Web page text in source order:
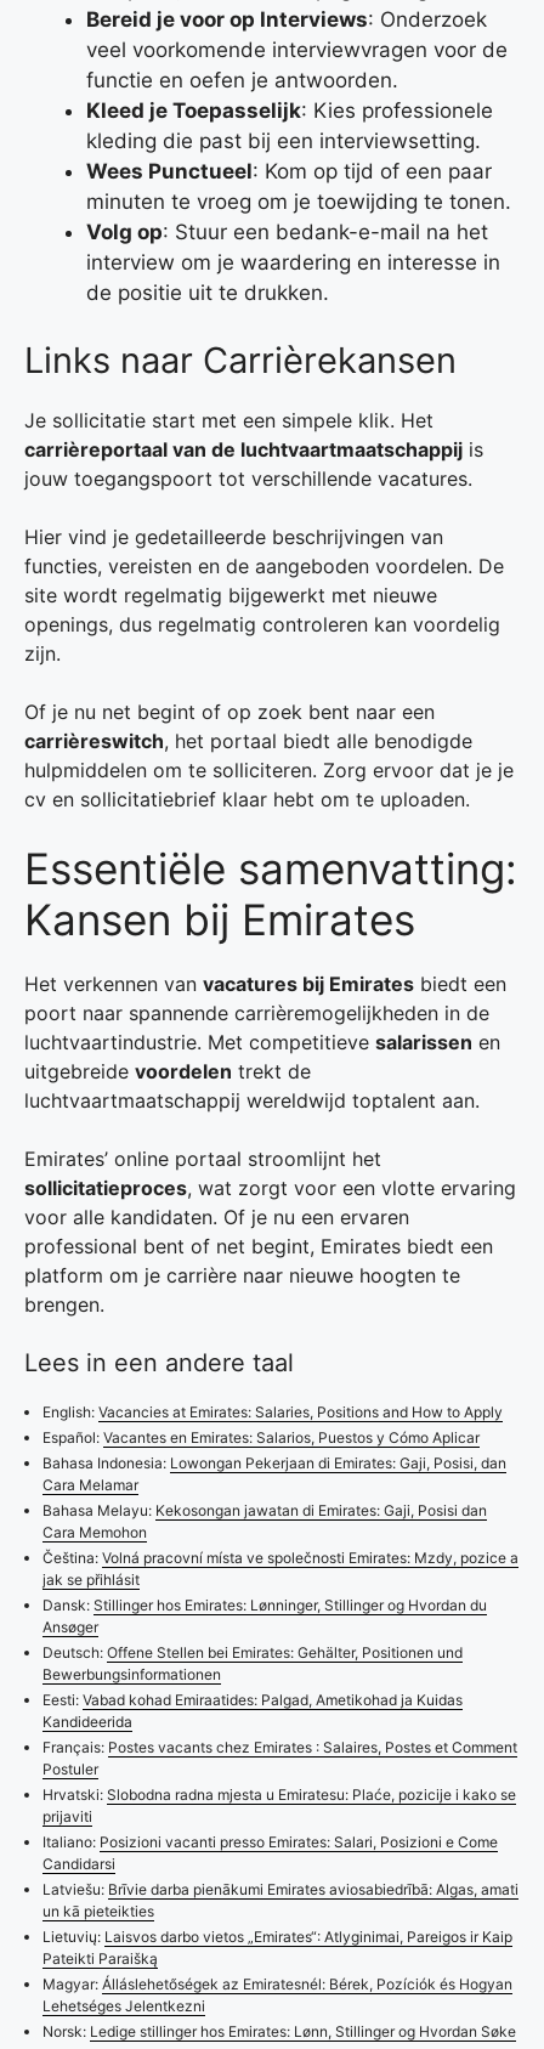
Bereid je voor op Interviews: Onderzoek
veel voorkomende interviewvragen voor de
functie en oefen je antwoorden.
Kleed je Toepasselijk: Kies professionele
kleding die past bij een interviewsetting.
Wees Punctueel: Kom op tijd of een paar
minuten te vroeg om je toewijding te tonen.
Volg op: Stuur een bedank-e-mail na het
interview om je waardering en interesse in
de positie uit te drukken.
Links naar Carrièrekansen
Je sollicitatie start met een simpele klik. Het
carrièreportaal van de luchtvaartmaatschappij is
jouw toegangspoort tot verschillende vacatures.
Hier vind je gedetailleerde beschrijvingen van
functies, vereisten en de aangeboden voordelen. De
site wordt regelmatig bijgewerkt met nieuwe
openings, dus regelmatig controleren kan voordelig
zijn.
Of je nu net begint of op zoek bent naar een
carrièreswitch, het portaal biedt alle benodigde
hulpmiddelen om te solliciteren. Zorg ervoor dat je je
cv en sollicitatiebrief klaar hebt om te uploaden.
Essentiële samenvatting:
Kansen bij Emirates
Het verkennen van vacatures bij Emirates biedt een
poort naar spannende carrièremogelijkheden in de
luchtvaartindustrie. Met competitieve salarissen en
uitgebreide voordelen trekt de
luchtvaartmaatschappij wereldwijd toptalent aan.
Emirates’ online portaal stroomlijnt het
sollicitatieproces, wat zorgt voor een vlotte ervaring
voor alle kandidaten. Of je nu een ervaren
professional bent of net begint, Emirates biedt een
platform om je carrière naar nieuwe hoogten te
brengen.
Lees in een andere taal
English: Vacancies at Emirates: Salaries, Positions and How to Apply
Español: Vacantes en Emirates: Salarios, Puestos y Cómo Aplicar
Bahasa Indonesia: Lowongan Pekerjaan di Emirates: Gaji, Posisi, dan
Cara Melamar
Bahasa Melayu: Kekosongan jawatan di Emirates: Gaji, Posisi dan
Cara Memohon
Čeština: Volná pracovní místa ve společnosti Emirates: Mzdy, pozice a
jak se přihlásit
Dansk: Stillinger hos Emirates: Lønninger, Stillinger og Hvordan du
Ansøger
Deutsch: Offene Stellen bei Emirates: Gehälter, Positionen und
Bewerbungsinformationen
Eesti: Vabad kohad Emiraatides: Palgad, Ametikohad ja Kuidas
Kandideerida
Français: Postes vacants chez Emirates : Salaires, Postes et Comment
Postuler
Hrvatski: Slobodna radna mjesta u Emiratesu: Plaće, pozicije i kako se
prijaviti
Italiano: Posizioni vacanti presso Emirates: Salari, Posizioni e Come
Candidarsi
Latviešu: Brīvie darba pienākumi Emirates aviosabiedrībā: Algas, amati
un kā pieteikties
Lietuvių: Laisvos darbo vietos „Emirates“: Atlyginimai, Pareigos ir Kaip
Pateikti Paraišką
Magyar: Álláslehetőségek az Emiratesnél: Bérek, Pozíciók és Hogyan
Lehetséges Jelentkezni
Norsk: Ledige stillinger hos Emirates: Lønn, Stillinger og Hvordan Søke